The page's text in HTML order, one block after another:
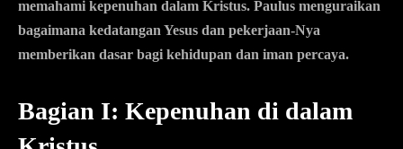
memahami kepenuhan dalam Kristus. Paulus menguraikan
bagaimana kedatangan Yesus dan pekerjaan-Nya
memberikan dasar bagi kehidupan dan iman percaya.
Bagian I: Kepenuhan di dalam